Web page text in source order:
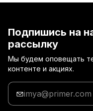
Подпишись на
рассылку
Мы будем оповещать
контенте и акциях.
Введи
адрес
электронной